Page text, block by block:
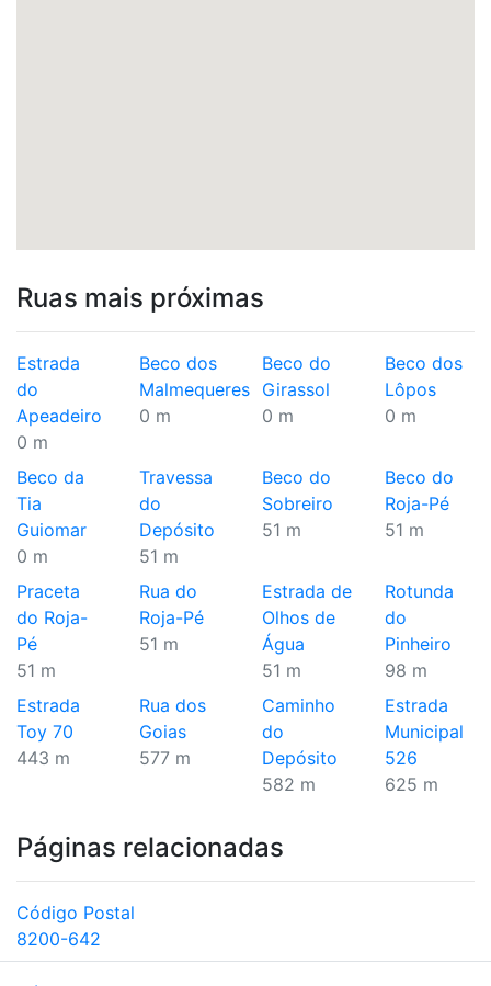
Ruas mais próximas
Estrada
do
Apeadeiro
0 m
Beco dos
Malmequeres
0 m
Beco do
Girassol
0 m
Beco dos
Lôpos
0 m
Beco da
Tia
Guiomar
0 m
Travessa
do
Depósito
51 m
Beco do
Sobreiro
51 m
Beco do
Roja-Pé
51 m
Praceta
do Roja-
Pé
51 m
Rua do
Roja-Pé
51 m
Estrada de
Olhos de
Água
51 m
Rotunda
do
Pinheiro
98 m
Estrada
Toy 70
443 m
Rua dos
Goias
577 m
Caminho
do
Depósito
582 m
Estrada
Municipal
526
625 m
Páginas relacionadas
Código Postal
8200-642